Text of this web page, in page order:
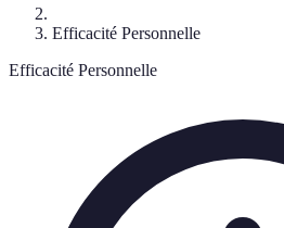
Efficacité Personnelle
Efficacité Personnelle